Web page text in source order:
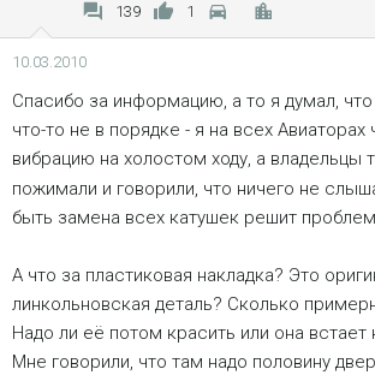
139 1
10.03.2010
Спасибо за информацию, а то я думал,
что-то не в порядке - я на всех Авиаторах
вибрацию на холостом ходу, а владельцы
пожимали и говорили, что ничего не
быть замена всех катушек решит
А что за пластиковая накладка? Это
линкольновская деталь? Сколько
Надо ли её потом красить или она встает
Мне говорили, что там надо половину